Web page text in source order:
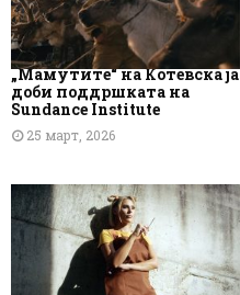
„Мамутите“ на Котевска ја
доби поддршката на
Sundance Institute
25 март, 2026